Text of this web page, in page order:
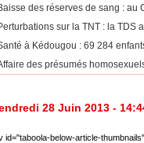
des réserves de sang : au
sur la TNT : la TDS
à Kédougou : 69 284
des présumés
28 Juin 2013 -
id="taboola-below-article-